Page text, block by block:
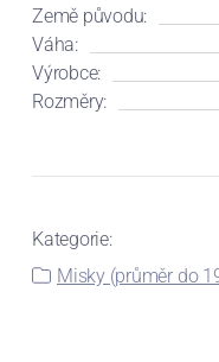
Země původu:
Váha:
Výrobce:
Rozměry:
Kategorie:
Misky (průměr do